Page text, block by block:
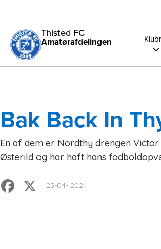
Thisted FC
Amatørafdelingen
Bak Back In
En af dem er Nordthy drengen
Østerild og har haft hans
23-04- 2024